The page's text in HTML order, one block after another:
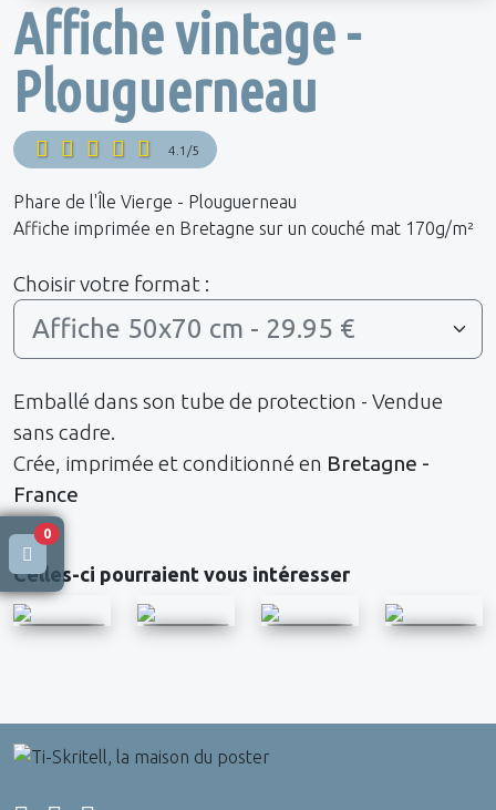
Affiche vintage -
Plouguerneau
4.1/5
Phare de l'Île Vierge - Plouguerneau
Affiche imprimée en Bretagne sur un couché mat 170g/m²
Choisir votre format :
Emballé dans son tube de protection - Vendue
sans cadre.
Crée, imprimée et conditionné en Bretagne -
France
Celles-ci pourraient vous intéresser
0